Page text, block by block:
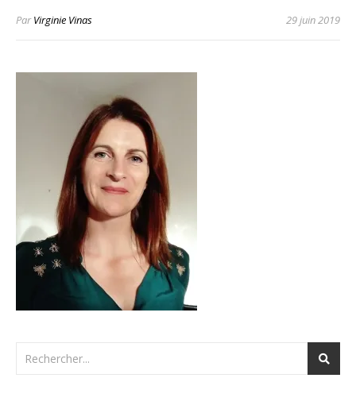
ParVirginie Vinas 29 juin 2019